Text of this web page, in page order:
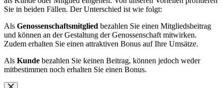
Sie in beiden Fällen. Der Unterschied ist wie folgt:
Als Genossenschaftsmitglied bezahlen Sie einen Mitgliedsbeitrag
und können an der Gestaltung der Genossenschaft mitwirken.
Zudem erhalten Sie einen attraktiven Bonus auf Ihre Umsätze.
Als Kunde bezahlen Sie keinen Beitrag, können jedoch weder
mitbestimmen noch erhalten Sie einen Bonus.